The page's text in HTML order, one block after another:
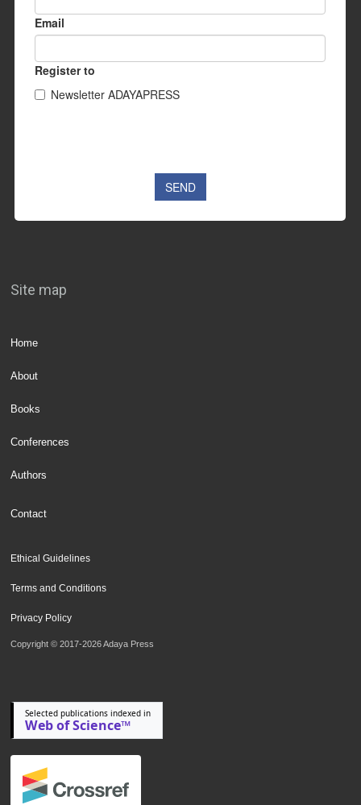
Site map
Home
About
Books
Conferences
Authors
Contact
Ethical Guidelines
Terms and Conditions
Privacy Policy
Copyright © 2017-2026 Adaya Press
Selected publications indexed in
Web of Science™